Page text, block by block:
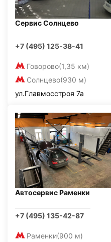
Сервис Солнцево
+7 (495) 125-38-41
Говорово(1,35 км)
Солнцево(930 м)
ул.Главмосстроя 7а
Автосервис Раменки
+7 (495) 135-42-87
Раменки(900 м)